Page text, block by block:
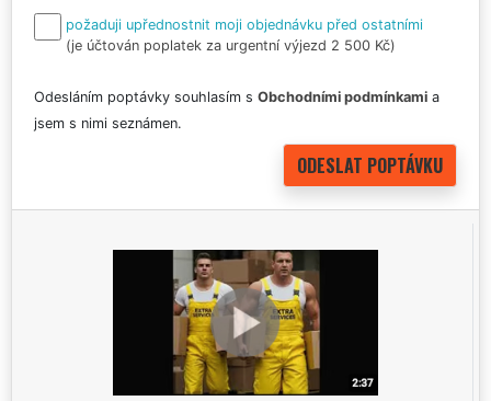
požaduji upřednostnit moji objednávku před ostatními
(je účtován poplatek za urgentní výjezd 2 500 Kč)
Odesláním poptávky souhlasím s Obchodními podmínkami a
jsem s nimi seznámen.